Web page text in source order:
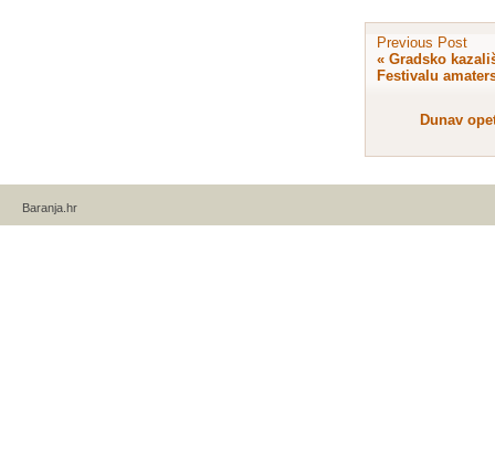
Previous Post
« Gradsko
Festivalu
Dunav
Baranja.hr